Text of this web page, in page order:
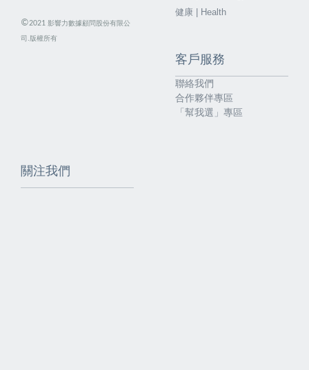
©2021 影響力數據顧問股份有限公
司.版權所有
健康 | Health
客戶服務
聯絡我們
合作夥伴專區
「幫我選」專區
關注我們